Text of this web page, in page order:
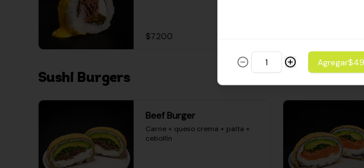
$7.200
Sushi Burgers
Beef Burger
Carne + queso crema + palta +
cebollín
Agregar